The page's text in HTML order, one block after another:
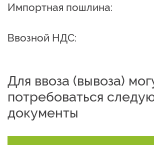
Импортная пошлина:
Ввозной НДС:
Для ввоза (вывоза)
потребоваться
документы